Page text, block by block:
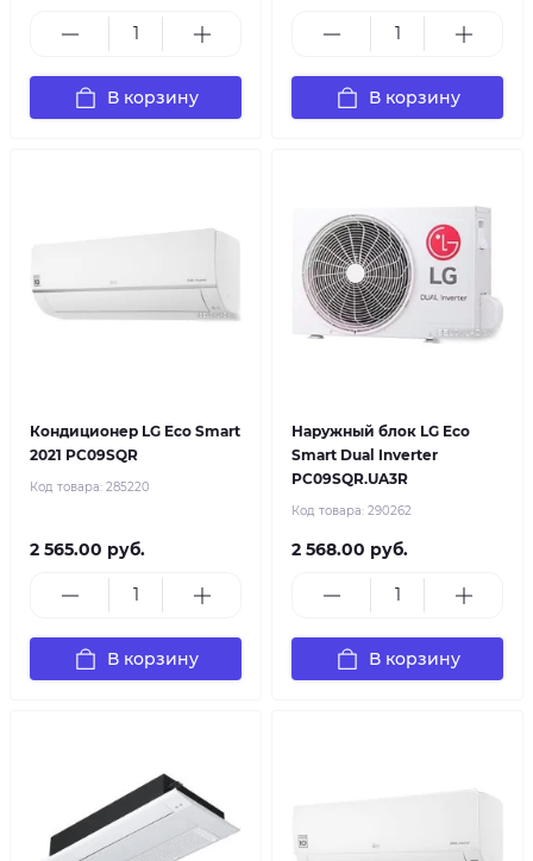
В корзину В корзину
Кондиционер LG Eco Smart
2021 PC09SQR
Код товара: 285220
2 565.00 руб.
В корзину
Наружный блок LG Eco
Smart Dual Inverter
PC09SQR.UA3R
Код товара: 290262
2 568.00 руб.
В корзину